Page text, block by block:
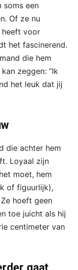
een
Of ze nu
heeft voor
het fascinerend.
die hem
zeggen: “Ik
het leuk dat jij
die achter hem
Loyaal zijn
moet, hem
of figuurlijk),
hoeft geen
toe juicht als hij
centimeter van